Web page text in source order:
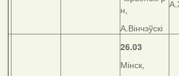
н,
А.Вінчэўскі
26.03
Мінск,